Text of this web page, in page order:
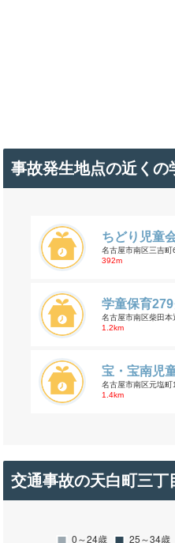
事故発生地点の近くの
ちどり児童
名古屋市南区三吉町
392m
学童保育
名古屋市南区柴田本
1.2km
宝・宝南児
名古屋市南区元塩町
1.4km
交通事故の天白町三丁